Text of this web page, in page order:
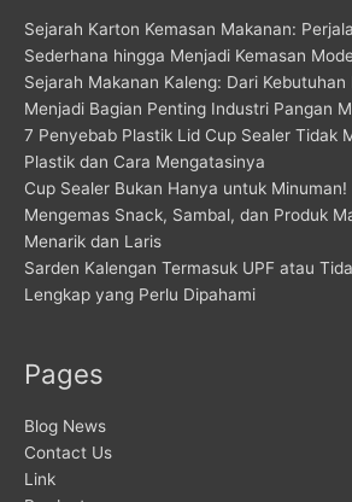
Sejarah Karton Kemasan Makanan:
Sederhana hingga Menjadi Kemasan
Sejarah Makanan Kaleng: Dari Kebutuhan
Menjadi Bagian Penting Industri Pangan
7 Penyebab Plastik Lid Cup Sealer Tidak
Plastik dan Cara Mengatasinya
Cup Sealer Bukan Hanya untuk Minuman!
Mengemas Snack, Sambal, dan Produk
Menarik dan Laris
Sarden Kalengan Termasuk UPF atau
Lengkap yang Perlu Dipahami
Pages
Blog News
Contact Us
Link